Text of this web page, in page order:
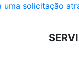
uma solicitação